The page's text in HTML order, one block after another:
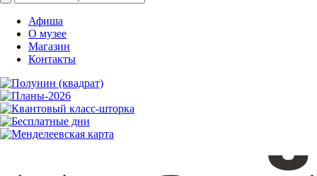
Афиша
О музее
Магазин
Контакты